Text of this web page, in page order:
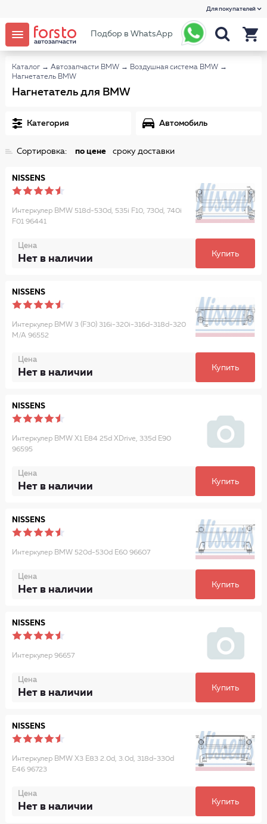
Для покупателей
Подбор в WhatsApp
Каталог → Автозапчасти BMW → Воздушная система BMW →
Нагнетатель BMW
Нагнетатель для BMW
Категория Автомобиль
Сортировка: по цене сроку доставки
NISSENS
Интеркулер BMW 518d-530d, 535i F10, 730d, 740i
F01 96441
Цена
Нет в наличии Купить
NISSENS
Интеркулер BMW 3 (F30) 316i-320i-316d-318d-320
M/A 96552
Цена
Нет в наличии Купить
NISSENS
Интеркулер BMW X1 E84 25d XDrive, 335d E90
96595
Цена
Нет в наличии Купить
NISSENS
Интеркулер BMW 520d-530d E60 96607
Цена
Нет в наличии Купить
NISSENS
Интеркулер 96657
Цена
Нет в наличии Купить
NISSENS
Интеркулер BMW X3 E83 2.0d, 3.0d, 318d-330d
E46 96723
Цена
Нет в наличии Купить